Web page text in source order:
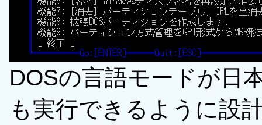
DOSの言語モードが日
も実行できるように設